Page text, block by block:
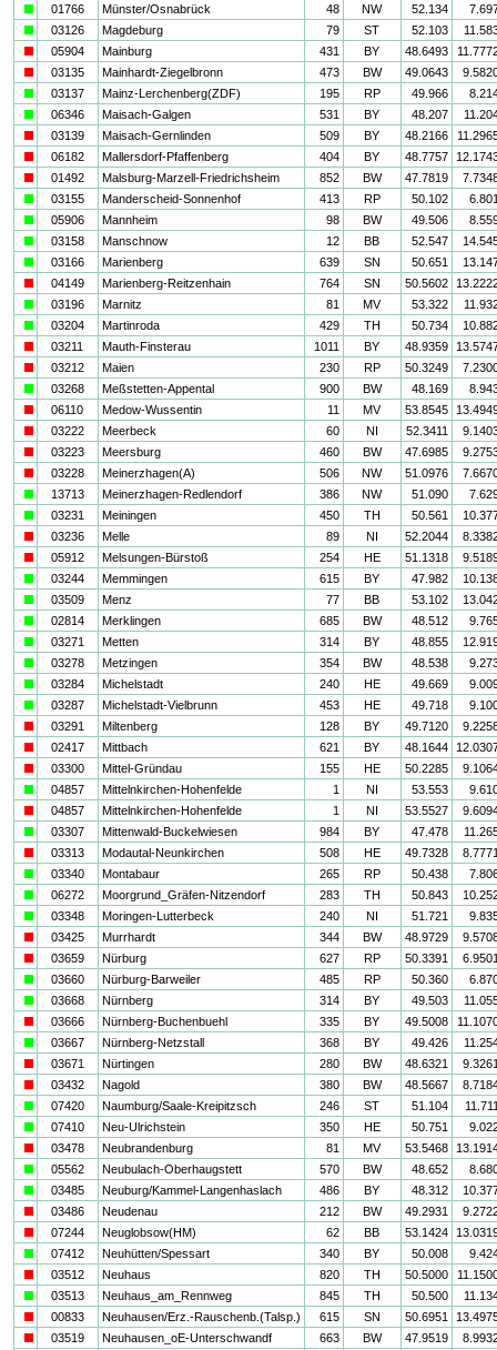
01766 Münster/Osnabrück 48 NW 52.134
03126 Magdeburg 79 ST 52.103
05904 Mainburg 431 BY 48.6493
03135 Mainhardt-Ziegelbronn 473 BW 49.0643
03137 Mainz-Lerchenberg(ZDF) 195 RP 49.966
06346 Maisach-Galgen 531 BY 48.207
03139 Maisach-Gernlinden 509 BY 48.2166
06182 Mallersdorf-Pfaffenberg 404 BY 48.7757
01492 Malsburg-Marzell-Friedrichsheim 852 BW 47.7819
03155 Manderscheid-Sonnenhof 413 RP 50.102
05906 Mannheim 98 BW 49.506
03158 Manschnow 12 BB 52.547
03166 Marienberg 639 SN 50.651
04149 Marienberg-Reitzenhain 764 SN 50.5602
03196 Marnitz 81 MV 53.322
03204 Martinroda 429 TH 50.734
03211 Mauth-Finsterau 1011 BY 48.9359
03212 Maien 230 RP 50.3249
03268 Meßstetten-Appental 900 BW 48.169
06110 Medow-Wussentin 11 MV 53.8545
03222 Meerbeck 60 NI 52.3411
03223 Meersburg 460 BW 47.6985
03228 Meinerzhagen(A) 506 NW 51.0976
13713 Meinerzhagen-Redlendorf 386 NW 51.090
03231 Meiningen 450 TH 50.561
03236 Melle 89 NI 52.2044
05912 Melsungen-Bürstoß 254 HE 51.1318
03244 Memmingen 615 BY 47.982
03509 Menz 77 BB 53.102
02814 Merklingen 685 BW 48.512
03271 Metten 314 BY 48.855
03278 Metzingen 354 BW 48.538
03284 Michelstadt 240 HE 49.669
03287 Michelstadt-Vielbrunn 453 HE 49.718
03291 Miltenberg 128 BY 49.7120
02417 Mittbach 621 BY 48.1644
03300 Mittel-Gründau 155 HE 50.2285
04857 Mittelnkirchen-Hohenfelde 1 NI 53.553
04857 Mittelnkirchen-Hohenfelde 1 NI 53.5527
03307 Mittenwald-Buckelwiesen 984 BY 47.478
03313 Modautal-Neunkirchen 508 HE 49.7328
03340 Montabaur 265 RP 50.438
06272 Moorgrund_Gräfen-Nitzendorf 283 TH 50.843
03348 Moringen-Lutterbeck 240 NI 51.721
03425 Murrhardt 344 BW 48.9729
03659 Nürburg 627 RP 50.3391
03660 Nürburg-Barweiler 485 RP 50.360
03668 Nürnberg 314 BY 49.503
03666 Nürnberg-Buchenbuehl 335 BY 49.5008
03667 Nürnberg-Netzstall 368 BY 49.426
03671 Nürtingen 280 BW 48.6321
03432 Nagold 380 BW 48.5667
07420 Naumburg/Saale-Kreipitzsch 246 ST 51.104
07410 Neu-Ulrichstein 350 HE 50.751
03478 Neubrandenburg 81 MV 53.5468
05562 Neubulach-Oberhaugstett 570 BW 48.652
03485 Neuburg/Kammel-Langenhaslach 486 BY 48.312
03486 Neudenau 212 BW 49.2931
07244 Neuglobsow(HM) 62 BB 53.1424
07412 Neuhütten/Spessart 340 BY 50.008
03512 Neuhaus 820 TH 50.5000
03513 Neuhaus_am_Rennweg 845 TH 50.500
00833 Neuhausen/Erz.-Rauschenb.(Talsp.) 615 SN 50.6951
03519 Neuhausen_oE-Unterschwandf 663 BW 47.9519